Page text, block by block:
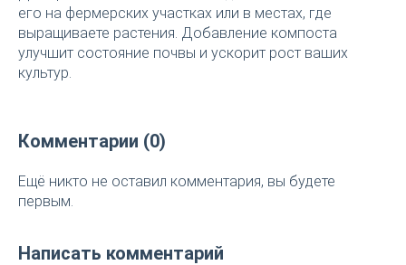
его на фермерских участках или в местах, где
выращиваете растения. Добавление компоста
улучшит состояние почвы и ускорит рост ваших
культур.
Комментарии (0)
Ещё никто не оставил комментария, вы будете
первым.
Написать комментарий